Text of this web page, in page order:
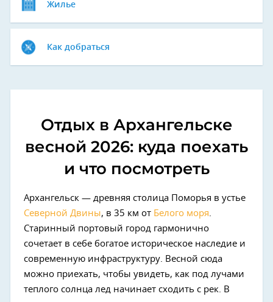
Жилье
Как добраться
Отдых в Архангельске
весной 2026: куда поехать
и что посмотреть
Архангельск — древняя столица Поморья в устье
Северной Двины, в 35 км от Белого моря.
Старинный портовый город гармонично
сочетает в себе богатое историческое наследие и
современную инфраструктуру. Весной сюда
можно приехать, чтобы увидеть, как под лучами
теплого солнца лед начинает сходить с рек. В